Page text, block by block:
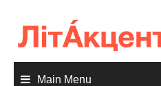
content
Main Menu